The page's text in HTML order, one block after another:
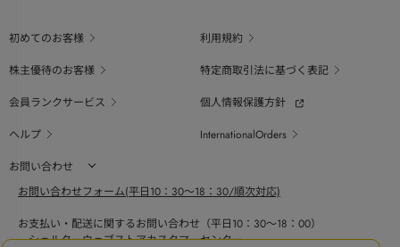
初めてのお客様
利用規約
株主優待のお客様
特定商取引法に基づく表記
会員ランクサービス
個人情報保護方針
ヘルプ
InternationalOrders
お問い合わせ
お問い合わせフォーム(平日10：30～18：30/順次対応)
お支払い・配送に関するお問い合わせ（平日10：30～18：00）
シェルターウェブストアカスタマーセンター